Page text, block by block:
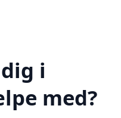
i
med?